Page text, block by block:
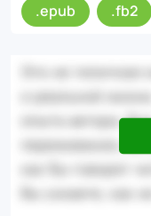
.epub .fb2